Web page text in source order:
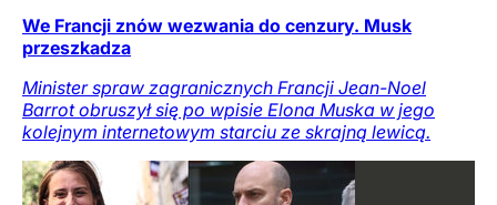
We Francji znów wezwania do cenzury. Musk
przeszkadza
Minister spraw zagranicznych Francji Jean-Noel
Barrot obruszył się po wpisie Elona Muska w jego
kolejnym internetowym starciu ze skrajną lewicą.